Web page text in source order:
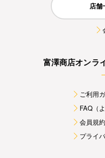
店舗
富澤商店オンラ
ご利用
FAQ（
会員規
プライ